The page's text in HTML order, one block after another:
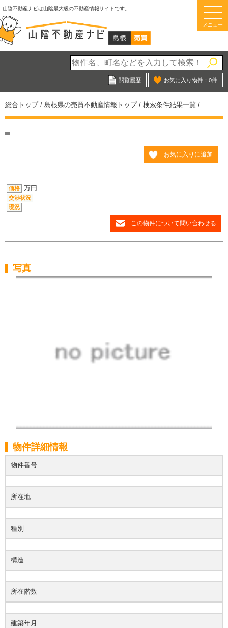
このページの本文へ
山陰不動産ナビは山陰最大級の不動産情報サイトです。
メニュー
閲覧履歴 お気に入り物件： 0件
現
在
位
総合トップ/ 島根県の売買不動産情報トップ/ 検索条件結果一覧 /
お気に入りに追加
価格 万円
交渉状況
現況
この物件について問い合わせる
写真
物件詳細情報
物件番号
所在地
種別
構造
所在階数
建築年月